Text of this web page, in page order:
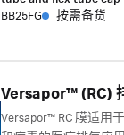
BB25FG
按需备货
Versapor™ (RC)
Versapor™ RC 膜适用